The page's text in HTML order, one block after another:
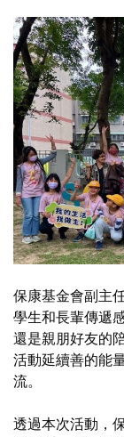
保康基金會副主
學生和長輩傳遞
還是親朋好友的
活動延續善的能
流。
透過本次活動，